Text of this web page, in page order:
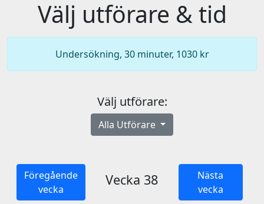
Välj utförare & tid
Undersökning, 30 minuter, 1030 kr
Välj utförare:
Alla Utförare
Föregående
vecka
Vecka 38
Nästa
vecka